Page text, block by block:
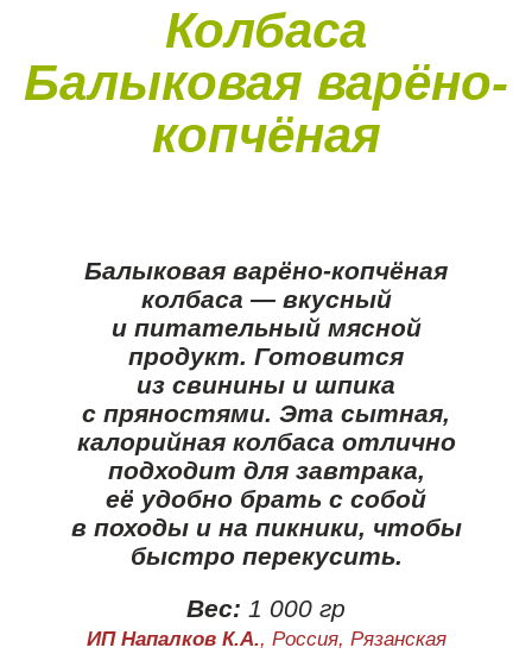
Колбаса
Балыковая варёно-
копчёная
Балыковая варёно-копчёная
колбаса — вкусный
и питательный мясной
продукт. Готовится
из свинины и шпика
с пряностями. Эта сытная,
калорийная колбаса отлично
подходит для завтрака,
её удобно брать с собой
в походы и на пикники, чтобы
быстро перекусить.
Вес: 1 000 гр
ИП Напалков К.А., Россия, Рязанская